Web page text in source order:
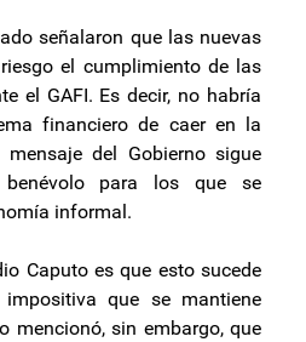
señalaron que las nuevas
el cumplimiento de las
el GAFI. Es decir, no habría
financiero de caer en la
mensaje del Gobierno sigue
benévolo para los que se
informal.
Caputo es que esto sucede
que se mantiene
mencionó, sin embargo, que